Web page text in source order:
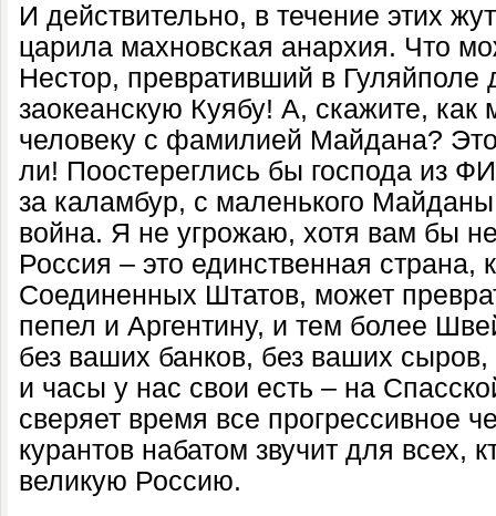
И действительно, в течение этих
царила махновская анархия. Что
Нестор, превративший в Гуляйполе
заокеанскую Куябу! А, скажите, как
человеку с фамилией Майдана?
ли! Поостереглись бы господа из
за каламбур, с маленького
война. Я не угрожаю, хотя вам бы
Россия – это единственная страна,
Соединенных Штатов, может
пепел и Аргентину, и тем более
без ваших банков, без ваших
и часы у нас свои есть – на
сверяет время все прогрессивное
курантов набатом звучит для всех,
великую Россию.